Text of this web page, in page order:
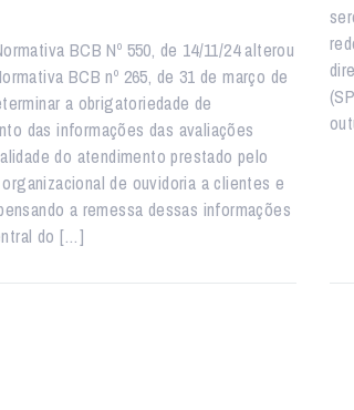
BCB Nº 550, de 14/11/24 alterou
BCB nº 265, de 31 de março de
a obrigatoriedade de
das informações das avaliações
do atendimento prestado pelo
de ouvidoria a clientes e
a remessa dessas informações
do […]